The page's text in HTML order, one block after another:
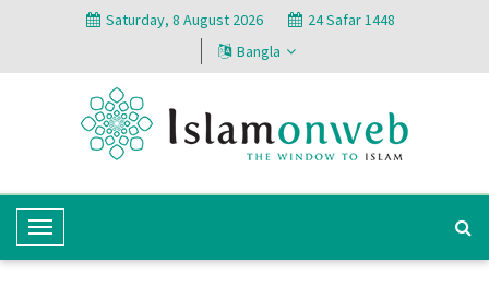
Saturday, 8 August 2026
24 Safar 1448
Bangla
T
o